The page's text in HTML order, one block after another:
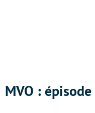
MVO :